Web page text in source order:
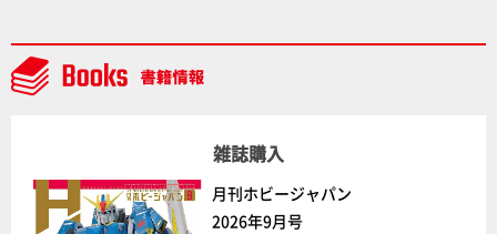
雑誌購入
月刊ホビージャパン
2026年9月号